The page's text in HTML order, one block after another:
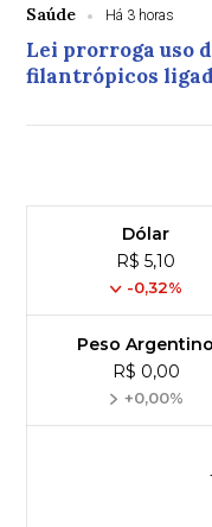
Saúde Há 3 horas
Lei prorroga uso
filantrópicos
Dólar
R$ 5,10
-0,32%
Peso Argentino
R$ 0,00
+0,00%